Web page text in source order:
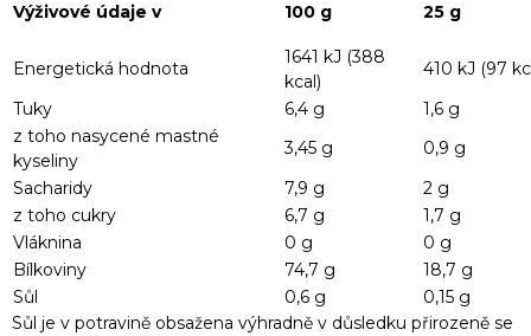
Výživové údaje v 100 g 25 g
Energetická hodnota
1641 kJ (388
kcal)
410 kJ (97
Tuky
6,4 g
1,6 g
z toho nasycené mastné
kyseliny
3,45 g
0,9 g
Sacharidy
7,9 g
2 g
z toho cukry
6,7 g
1,7 g
Vláknina
0 g
0 g
Bílkoviny
74,7 g
18,7 g
Sůl
0,6 g
0,15 g
Sůl je v potravině obsažena výhradně v důsledku přirozeně se